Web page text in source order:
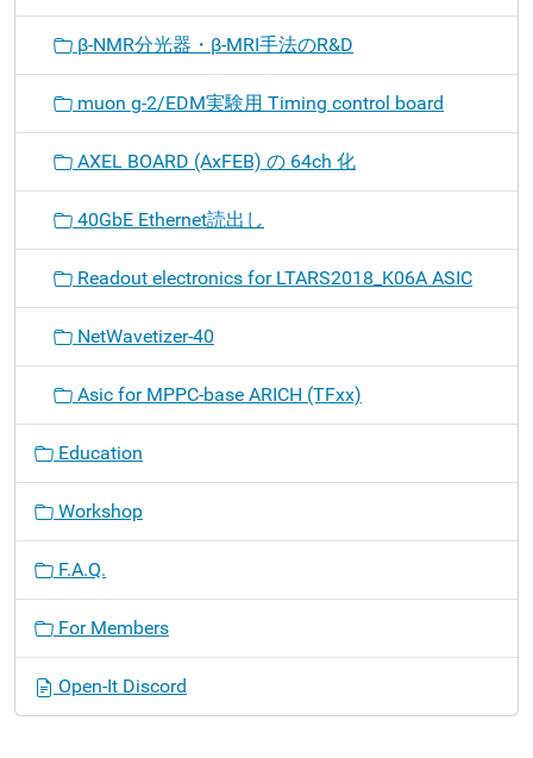
β-NMR分光器・β-MRI手法のR&D
muon g-2/EDM実験用 Timing control board
AXEL BOARD (AxFEB) の 64ch 化
40GbE Ethernet読出し
Readout electronics for LTARS2018_K06A ASIC
NetWavetizer-40
Asic for MPPC-base ARICH (TFxx)
Education
Workshop
F.A.Q.
For Members
Open-It Discord